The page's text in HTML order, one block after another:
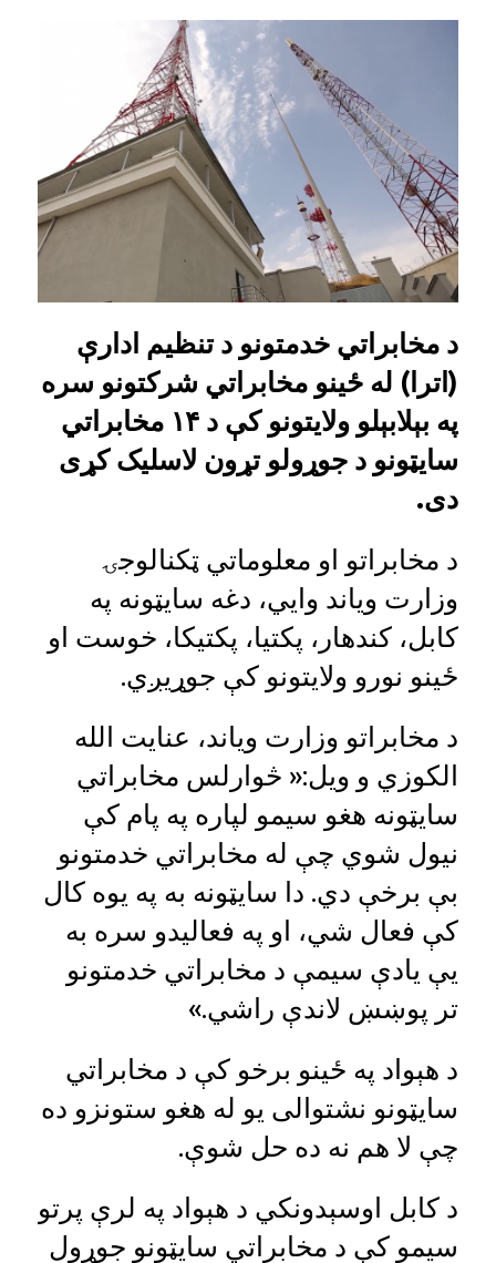
د مخابراتي خدمتونو د تنظیم ادارې
(اترا) له ځینو مخابراتي شرکتونو سره
په بېلابېلو ولایتونو کې د ۱۴ مخابراتي
سایټونو د جوړولو تړون لاسلیک کړی
دی.
د مخابراتو او معلوماتي ټکنالوجۍ
وزارت ویاند وایي، دغه سایټونه په
کابل، کندهار، پکتیا، پکتیکا، خوست او
ځینو نورو ولایتونو کې جوړیږي.
د مخابراتو وزارت ویاند، عنایت الله
الکوزي و ویل:« څوارلس مخابراتي
سایټونه هغو سیمو لپاره په پام کې
نیول شوي چې له مخابراتي خدمتونو
بې برخې دي. دا سایټونه به په یوه کال
کې فعال شي، او په فعالیدو سره به
یې یادې سیمې د مخابراتي خدمتونو
تر پوښښ لاندې راشي.»
د هېواد په ځينو برخو کې د مخابراتي
سايټونو نشتوالى يو له هغو ستونزو ده
چې لا هم نه ده حل شوې.
د کابل اوسېدونکي د هېواد په لرې پرتو
سیمو کې د مخابراتي سایټونو جوړول